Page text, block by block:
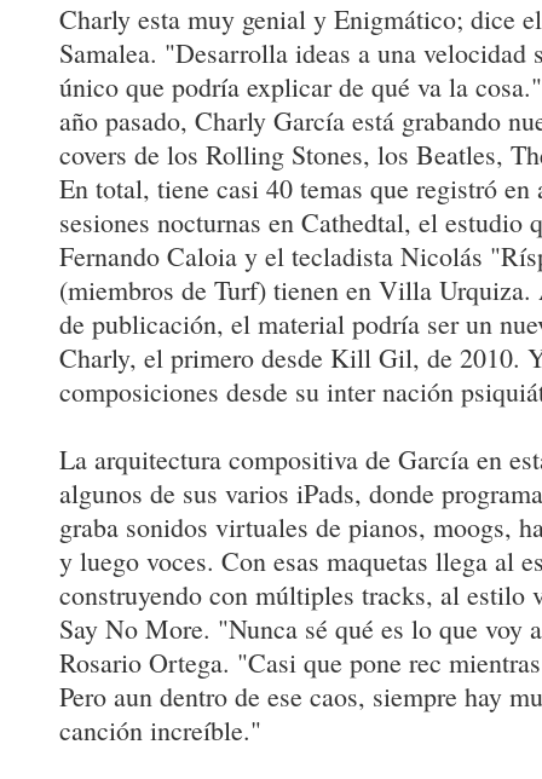
Charly esta muy genial y Enigmático; dice
Samalea. "Desarrolla ideas a una velocidad
único que podría explicar de qué va la
año pasado, Charly García está grabando
covers de los Rolling Stones, los Beatles,
En total, tiene casi 40 temas que registró en
sesiones nocturnas en Cathedtal, el estudio
Fernando Caloia y el tecladista Nicolás
(miembros de Turf) tienen en Villa Urquiza.
de publicación, el material podría ser un
Charly, el primero desde Kill Gil, de 2010.
composiciones desde su inter nación
La arquitectura compositiva de García en
algunos de sus varios iPads, donde
graba sonidos virtuales de pianos, moogs,
y luego voces. Con esas maquetas llega al
construyendo con múltiples tracks, al
Say No More. "Nunca sé qué es lo que voy
Rosario Ortega. "Casi que pone rec
Pero aun dentro de ese caos, siempre hay
canción increíble."